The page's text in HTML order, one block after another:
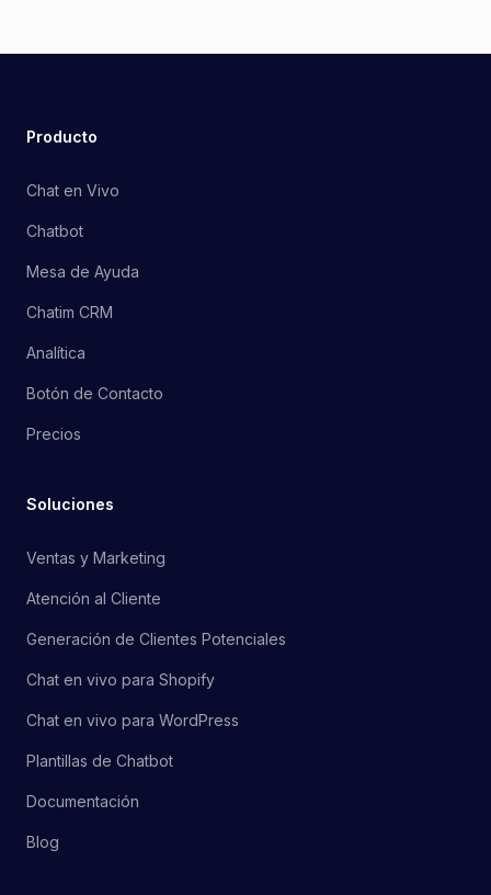
Producto
Chat en Vivo
Chatbot
Mesa de Ayuda
Chatim CRM
Analítica
Botón de Contacto
Precios
Soluciones
Ventas y Marketing
Atención al Cliente
Generación de Clientes Potenciales
Chat en vivo para Shopify
Chat en vivo para WordPress
Plantillas de Chatbot
Documentación
Blog